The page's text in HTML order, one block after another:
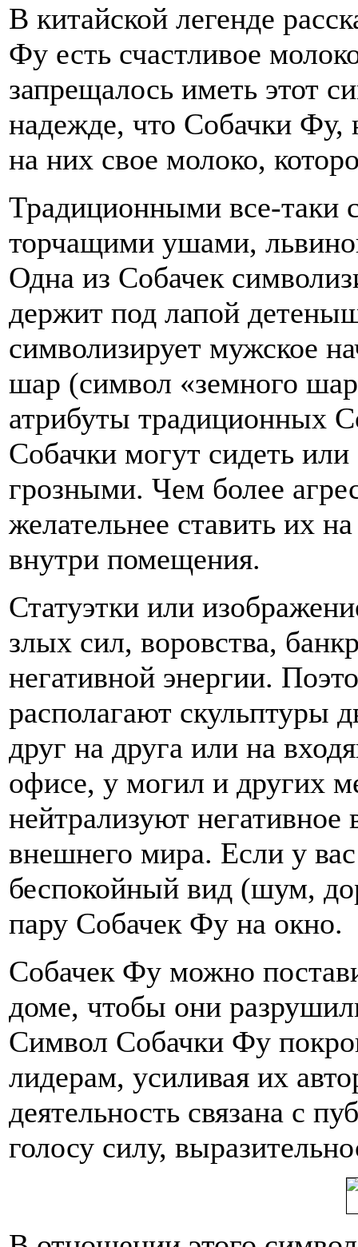
В китайской легенде
Фу есть счастливое
запрещалось иметь этот
надежде, что Собачки Фу,
на них свое молоко,
Традиционными все-таки
торчащими ушами,
Одна из Собачек
держит под лапой
символизирует мужское
шар (символ «земного
атрибуты традиционных
Собачки могут сидеть
грозными. Чем более
желательнее ставить их
внутри помещения.
Статуэтки или
злых сил, воровства,
негативной энергии.
располагают скульптуры
друг на друга или на
офисе, у могил и других
нейтрализуют
внешнего мира. Если у
беспокойный вид (шум,
пару Собачек Фу на окно.
Собачек Фу можно
доме, чтобы они
Символ Собачки Фу
лидерам, усиливая их
деятельность связана с
голосу силу,